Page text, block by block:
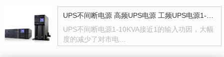
UPS不间断电源1-10KVA接近1的输入功因，大幅
度的减少了对市电…